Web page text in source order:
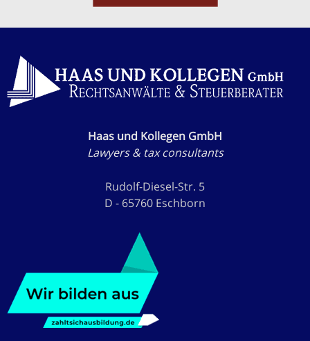
Haas und Kollegen GmbH
Lawyers & tax consultants
Rudolf-Diesel-Str. 5
D - 65760 Eschborn